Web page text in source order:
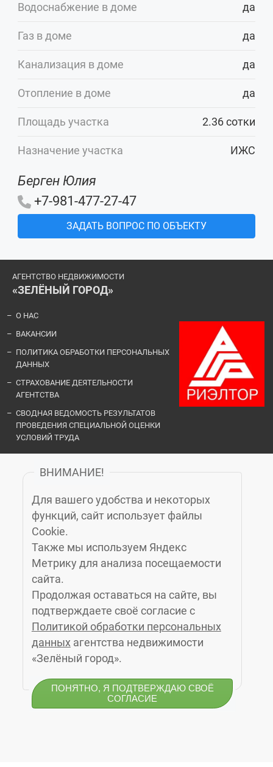
Водоснабжение в доме да
Газ в доме да
Канализация в доме да
Отопление в доме да
Площадь участка 2.36 сотки
Назначение участка ИЖС
Берген Юлия
+7-981-477-27-47
ЗАДАТЬ ВОПРОС ПО ОБЪЕКТУ
АГЕНТСТВО НЕДВИЖИМОСТИ
«ЗЕЛЁНЫЙ ГОРОД»
О НАС
ВАКАНСИИ
ПОЛИТИКА ОБРАБОТКИ ПЕРСОНАЛЬНЫХ
ДАННЫХ
СТРАХОВАНИЕ ДЕЯТЕЛЬНОСТИ
АГЕНТСТВА
СВОДНАЯ ВЕДОМОСТЬ РЕЗУЛЬТАТОВ
ПРОВЕДЕНИЯ СПЕЦИАЛЬНОЙ ОЦЕНКИ
УСЛОВИЙ ТРУДА
«ЗЕЛЁНЫЙ ГОРОД»
КАЛИНИНГРАД, МОСКОВСКИЙ ПРОСПЕКТ, 14Б, 6-Й ЭТАЖ, (4012)
76-77-91
ЗЕЛЕНОГРАДСК
(4012) 77-23-24
СВЕТЛОГОРСК, УЛ. ГАГАРИНА 1, (4012) 77-27-47
ПИОНЕРСКИЙ, УЛ. САДОВАЯ, Д.2, 2-Й ЭТАЖ, (4012) 77-12-32
ГУРЬЕВСК, ПЕРЕУЛОК ЯСНЫЙ, Д.2, ОФИС 2, (4012) 77-29-39
© 2010-2026 Агентство недвижимости «Зелёный
город»
ВНИМАНИЕ!
Для вашего удобства и некоторых
функций, сайт использует файлы
Cookie.
Также мы используем Яндекс
Метрику для анализа посещаемости
сайта.
Продолжая оставаться на сайте, вы
подтверждаете своё согласие с
Политикой обработки персональных
данных агентства недвижимости
«Зелёный город».
ПОНЯТНО, Я ПОДТВЕРЖДАЮ СВОЁ
СОГЛАСИЕ